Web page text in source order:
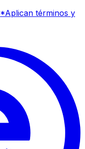
*Aplican términos y